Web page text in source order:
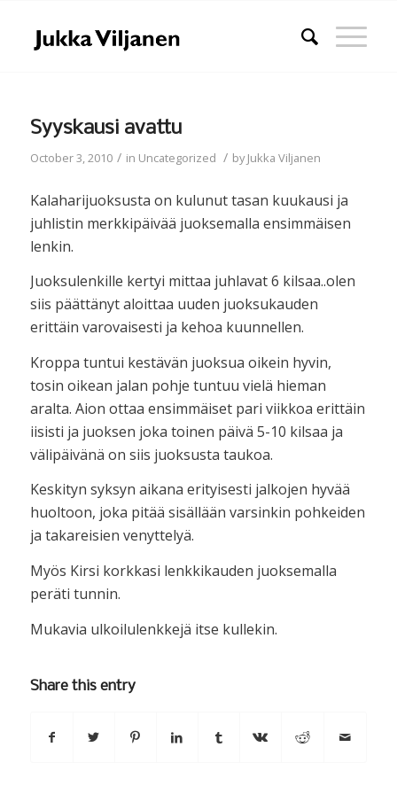
Syyskausi avattu
October 3, 2010 / in Uncategorized / byJukka Viljanen
Kalaharijuoksusta on kulunut tasan kuukausi ja
juhlistin merkkipäivää juoksemalla ensimmäisen
lenkin.
Juoksulenkille kertyi mittaa juhlavat 6 kilsaa..olen
siis päättänyt aloittaa uuden juoksukauden
erittäin varovaisesti ja kehoa kuunnellen.
Kroppa tuntui kestävän juoksua oikein hyvin,
tosin oikean jalan pohje tuntuu vielä hieman
aralta. Aion ottaa ensimmäiset pari viikkoa erittäin
iisisti ja juoksen joka toinen päivä 5-10 kilsaa ja
välipäivänä on siis juoksusta taukoa.
Keskityn syksyn aikana erityisesti jalkojen hyvää
huoltoon, joka pitää sisällään varsinkin pohkeiden
ja takareisien venyttelyä.
Myös Kirsi korkkasi lenkkikauden juoksemalla
peräti tunnin.
Mukavia ulkoilulenkkejä itse kullekin.
Share this entry